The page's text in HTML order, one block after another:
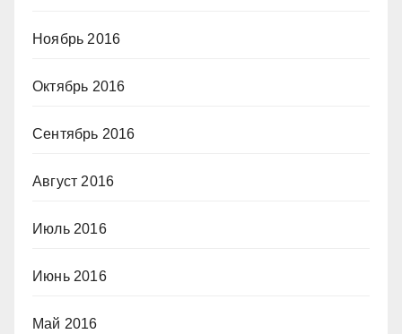
Ноябрь 2016
Октябрь 2016
Сентябрь 2016
Август 2016
Июль 2016
Июнь 2016
Май 2016